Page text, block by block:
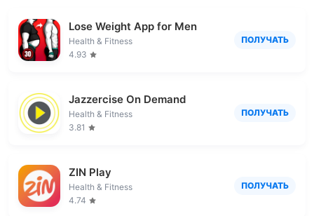
Lose Weight App for Men
Health & Fitness
4.93
ПОЛУЧАТЬ
Jazzercise On Demand
Health & Fitness
3.81
ПОЛУЧАТЬ
ZIN Play
Health & Fitness
4.74
ПОЛУЧАТЬ